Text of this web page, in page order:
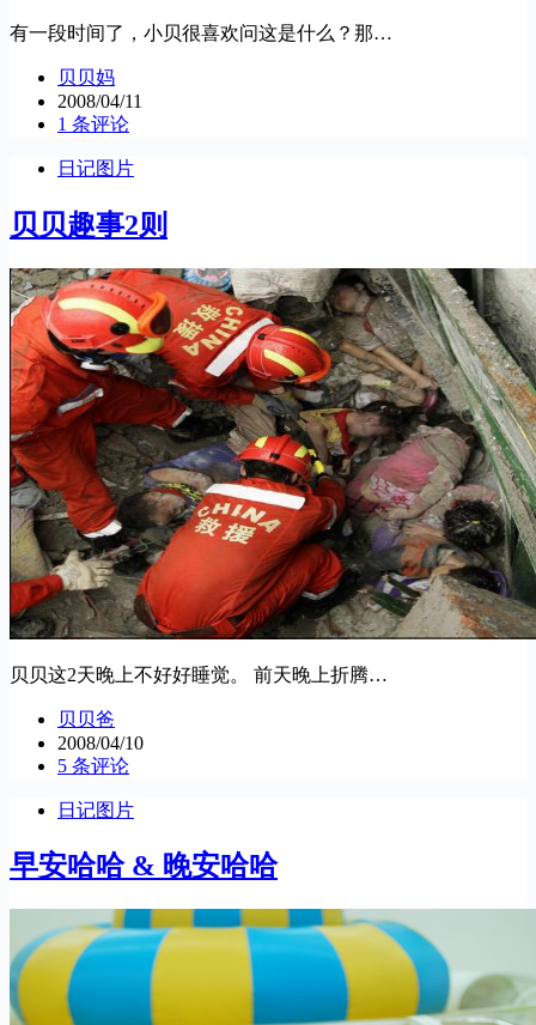
有一段时间了，小贝很喜欢问这是什么？那…
贝贝妈
2008/04/11
1 条评论
日记图片
贝贝趣事2则
贝贝这2天晚上不好好睡觉。 前天晚上折腾…
贝贝爸
2008/04/10
5 条评论
日记图片
早安哈哈 & 晚安哈哈